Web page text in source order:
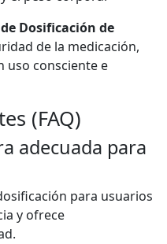
Dosificación de
de la medicación,
uso consciente e
(FAQ)
adecuada para
para usuarios
y ofrece